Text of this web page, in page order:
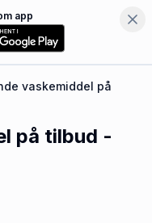
app
vaskemiddel på
på tilbud -